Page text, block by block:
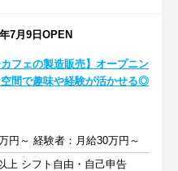
7月9日OPEN
カフェの製造販売】オープニン
間で趣味や経験が活かせる◎
円～ 経験者：月給30万円～
上 シフト自由・自己申告